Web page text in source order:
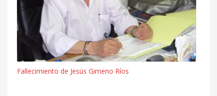
Fallecimiento de Jesús Gimeno Ríos